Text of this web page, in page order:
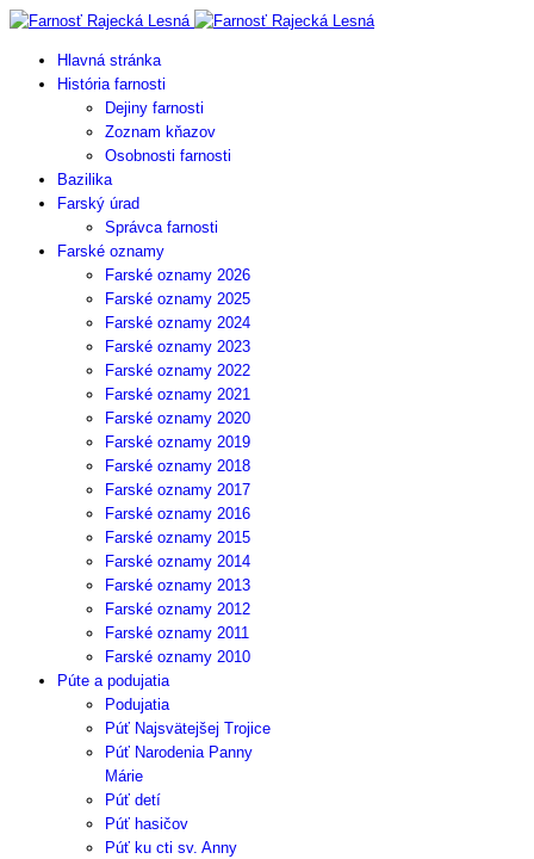
Hlavná stránka
História farnosti
Dejiny farnosti
Zoznam kňazov
Osobnosti farnosti
Bazilika
Farský úrad
Správca farnosti
Farské oznamy
Farské oznamy 2026
Farské oznamy 2025
Farské oznamy 2024
Farské oznamy 2023
Farské oznamy 2022
Farské oznamy 2021
Farské oznamy 2020
Farské oznamy 2019
Farské oznamy 2018
Farské oznamy 2017
Farské oznamy 2016
Farské oznamy 2015
Farské oznamy 2014
Farské oznamy 2013
Farské oznamy 2012
Farské oznamy 2011
Farské oznamy 2010
Púte a podujatia
Podujatia
Púť Najsvätejšej Trojice
Púť Narodenia Panny
Márie
Púť detí
Púť hasičov
Púť ku cti sv. Anny